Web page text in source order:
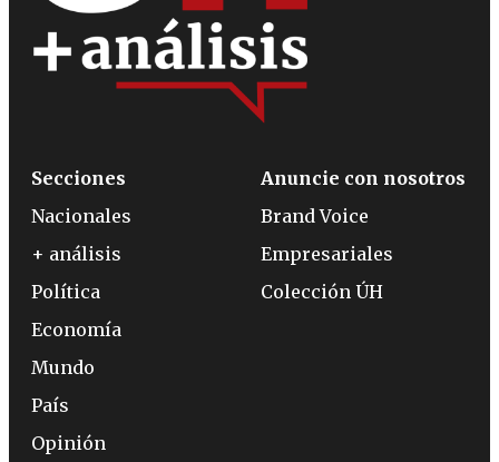
Secciones
Nacionales
+ análisis
Política
Economía
Mundo
País
Opinión
Anuncie con nosotros
Brand Voice
Empresariales
Colección ÚH